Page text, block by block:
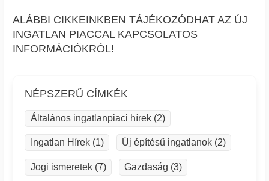
ALÁBBI CIKKEINKBEN TÁJÉKOZÓDHAT AZ ÚJ
INGATLAN PIACCAL KAPCSOLATOS
INFORMÁCIÓKRÓL!
NÉPSZERŰ CÍMKÉK
Általános ingatlanpiaci hírek (2)
Ingatlan Hírek (1) Új építésű ingatlanok (2)
Jogi ismeretek (7) Gazdaság (3)